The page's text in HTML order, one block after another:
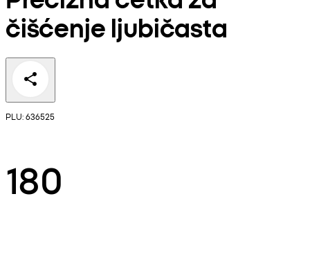
čišćenje ljubičasta
PLU: 636525
180